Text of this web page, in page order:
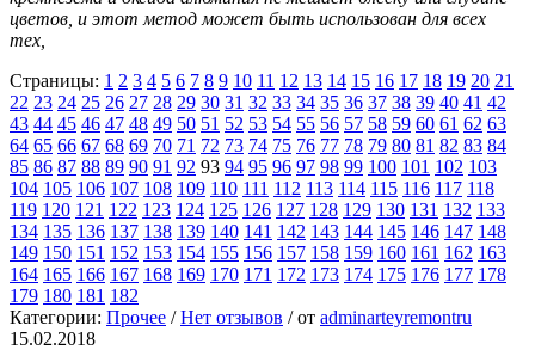
цветов, и этот метод может быть использован для всех
тех,
Страницы: 1 2 3 4 5 6 7 8 9 10 11 12 13 14 15 16 17 18 19 20 21
22 23 24 25 26 27 28 29 30 31 32 33 34 35 36 37 38 39 40 41 42
43 44 45 46 47 48 49 50 51 52 53 54 55 56 57 58 59 60 61 62 63
64 65 66 67 68 69 70 71 72 73 74 75 76 77 78 79 80 81 82 83 84
85 86 87 88 89 90 91 92 93 94 95 96 97 98 99 100 101 102 103
104 105 106 107 108 109 110 111 112 113 114 115 116 117 118
119 120 121 122 123 124 125 126 127 128 129 130 131 132 133
134 135 136 137 138 139 140 141 142 143 144 145 146 147 148
149 150 151 152 153 154 155 156 157 158 159 160 161 162 163
164 165 166 167 168 169 170 171 172 173 174 175 176 177 178
179 180 181 182
Категории: Прочее / Нет отзывов /от adminarteyremontru
15.02.2018